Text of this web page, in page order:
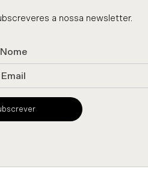
a nossa newsletter.